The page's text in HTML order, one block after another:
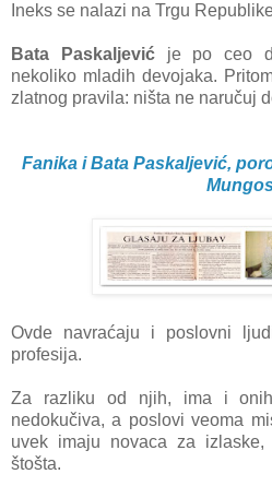
Ineks se nalazi na Trgu
Bata Paskaljević je po ceo
nekoliko mladih devojaka.
zlatnog pravila: ništa ne naručuj
Fanika i Bata Paskaljević,
Ovde navraćaju i poslovni
profesija.
Za razliku od njih, ima i
nedokučiva, a poslovi veoma
uvek imaju novaca za
štošta.